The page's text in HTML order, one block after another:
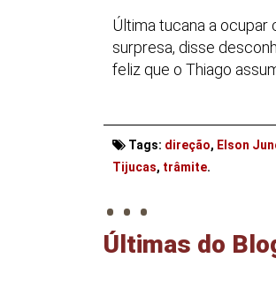
Última tucana a ocupar
surpresa, disse
feliz que o Thiago
Tags: direção, Elson
Tijucas, trâmite.
. . .
Últimas do